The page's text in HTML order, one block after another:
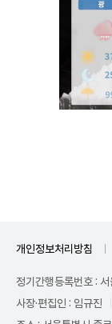
개인정보처리방침
정기간행등록번호 :
사장·편집인 : 임규진